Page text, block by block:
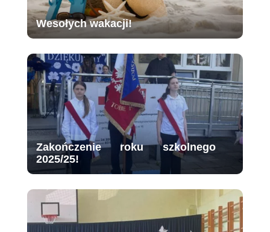
Wesołych wakacji!
Zakończenie roku szkolnego
2025/25!